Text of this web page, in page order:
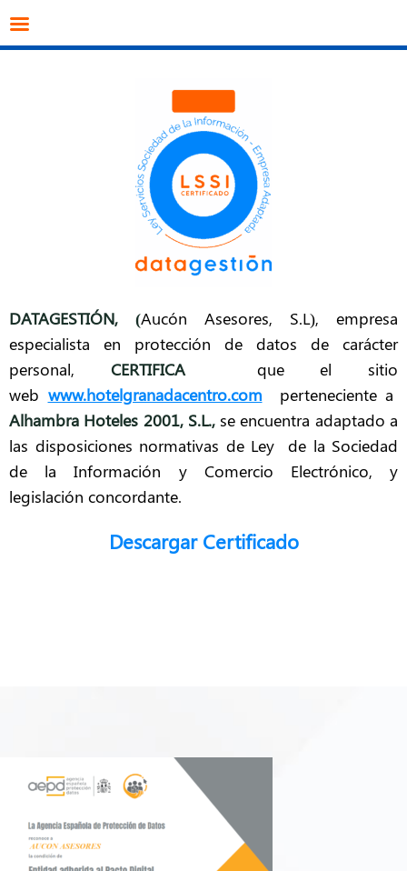
DATAGESTIÓN, (Aucón Asesores, S.L), empresa
especialista en protección de datos de carácter
personal, CERTIFICA que el sitio
web www.hotelgranadacentro.com
perteneciente a
Alhambra Hoteles 2001, S.L., se encuentra adaptado a
las disposiciones normativas de Ley de la Sociedad
de la Información y Comercio Electrónico, y
legislación concordante.
Descargar Certificado